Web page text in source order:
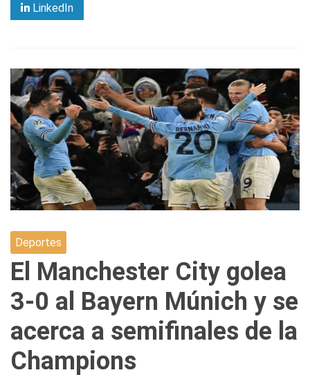
LinkedIn
Deportes
El Manchester City golea
3-0 al Bayern Múnich y se
acerca a semifinales de la
Champions